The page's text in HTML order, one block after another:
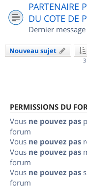
PARTENAIRE
DU COTE DE
Dernier
Nouveau sujet
PERMISSIONS DU
Vous ne pouvez pas
forum
Vous ne pouvez pas
Vous ne pouvez pas
forum
Vous ne pouvez pas
forum